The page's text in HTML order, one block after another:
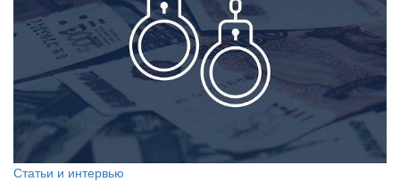
Статьи и интервью